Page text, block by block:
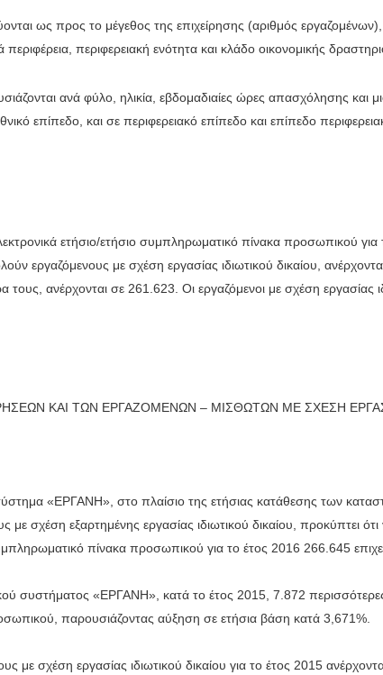
ως προς το μέγεθος της επιχείρησης (αριθμός εργαζομένων),
περιφερειακή ενότητα και κλάδο οικονομικής
ανά φύλο, ηλικία, εβδομαδιαίες ώρες απασχόλησης και
επίπεδο, και σε περιφερειακό επίπεδο και επίπεδο
ετήσιο/ετήσιο συμπληρωματικό πίνακα προσωπικού
εργαζόμενους με σχέση εργασίας ιδιωτικού δικαίου,
ανέρχονται σε 261.623. Οι εργαζόμενοι με σχέση εργασίας
ΚΑΙ ΤΩΝ ΕΡΓΑΖΟΜΕΝΩΝ – ΜΙΣΘΩΤΩΝ ΜΕ ΣΧΕΣΗ
«ΕΡΓΑΝΗ», στο πλαίσιο της ετήσιας κατάθεσης των
σχέση εξαρτημένης εργασίας ιδιωτικού δικαίου, προκύπτει
πίνακα προσωπικού για το έτος 2016 266.645
συστήματος «ΕΡΓΑΝΗ», κατά το έτος 2015, 7.872 περισσότερες
παρουσιάζοντας αύξηση σε ετήσια βάση κατά 3,671%.
με σχέση εργασίας ιδιωτικού δικαίου για το έτος 2015